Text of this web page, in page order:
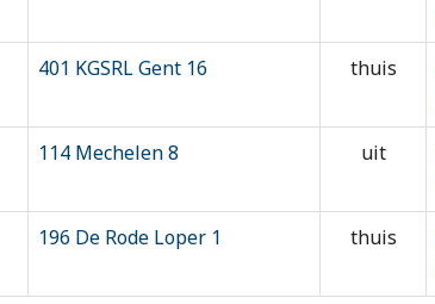
401 KGSRL Gent 16 thuis
114 Mechelen 8 uit
196 De Rode Loper 1 thuis